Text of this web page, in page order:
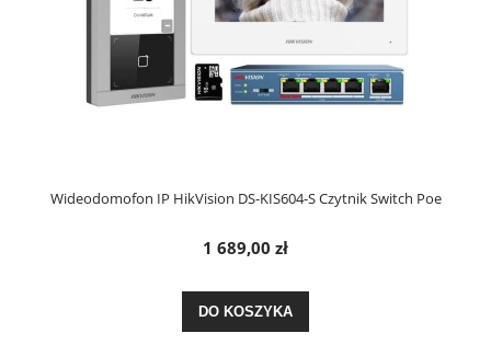
Wideodomofon IP HikVision DS-KIS604-S Czytnik Switch Poe
1 689,00 zł
DO KOSZYKA